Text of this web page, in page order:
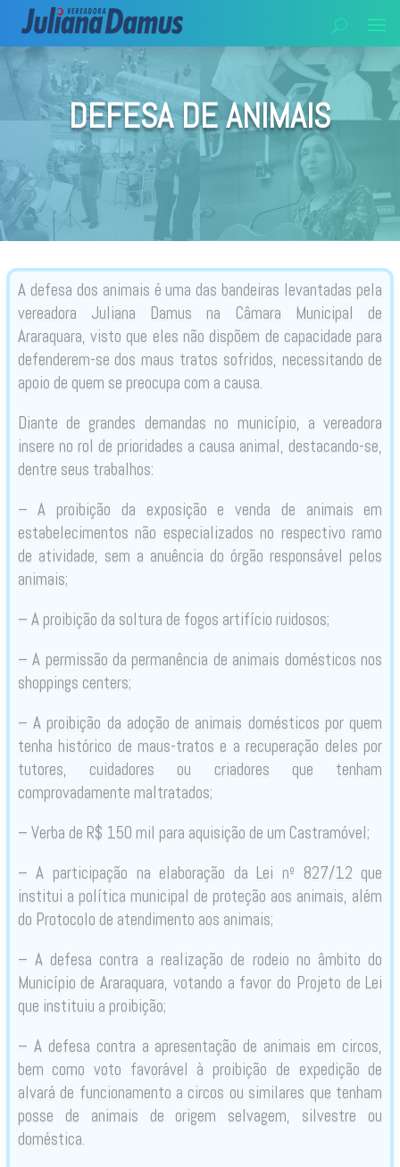
DEFESA DE ANIMAIS
A defesa dos animais é uma das bandeiras levantadas pela
vereadora Juliana Damus na Câmara Municipal de
Araraquara, visto que eles não dispõem de capacidade para
defenderem-se dos maus tratos sofridos, necessitando de
apoio de quem se preocupa com a causa.
Diante de grandes demandas no município, a vereadora
insere no rol de prioridades a causa animal, destacando-se,
dentre seus trabalhos:
– A proibição da exposição e venda de animais em
estabelecimentos não especializados no respectivo ramo
de atividade, sem a anuência do órgão responsável pelos
animais;
– A proibição da soltura de fogos artifício ruidosos;
– A permissão da permanência de animais domésticos nos
shoppings centers;
– A proibição da adoção de animais domésticos por quem
tenha histórico de maus-tratos e a recuperação deles por
tutores, cuidadores ou criadores que tenham
comprovadamente maltratados;
– Verba de R$ 150 mil para aquisição de um Castramóvel;
– A participação na elaboração da Lei nº 827/12 que
institui a política municipal de proteção aos animais, além
do Protocolo de atendimento aos animais;
– A defesa contra a realização de rodeio no âmbito do
Município de Araraquara, votando a favor do Projeto de Lei
que instituiu a proibição;
– A defesa contra a apresentação de animais em circos,
bem como voto favorável à proibição de expedição de
alvará de funcionamento a circos ou similares que tenham
posse de animais de origem selvagem, silvestre ou
doméstica.